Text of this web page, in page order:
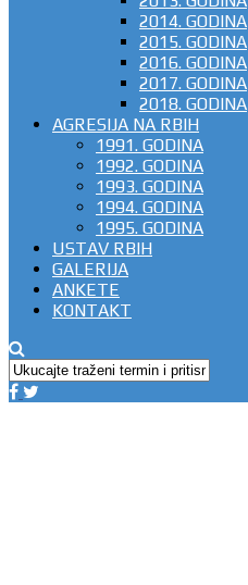
2014. GODINA
2015. GODINA
2016. GODINA
2017. GODINA
2018. GODINA
AGRESIJA NA RBIH
1991. GODINA
1992. GODINA
1993. GODINA
1994. GODINA
1995. GODINA
USTAV RBIH
GALERIJA
ANKETE
KONTAKT